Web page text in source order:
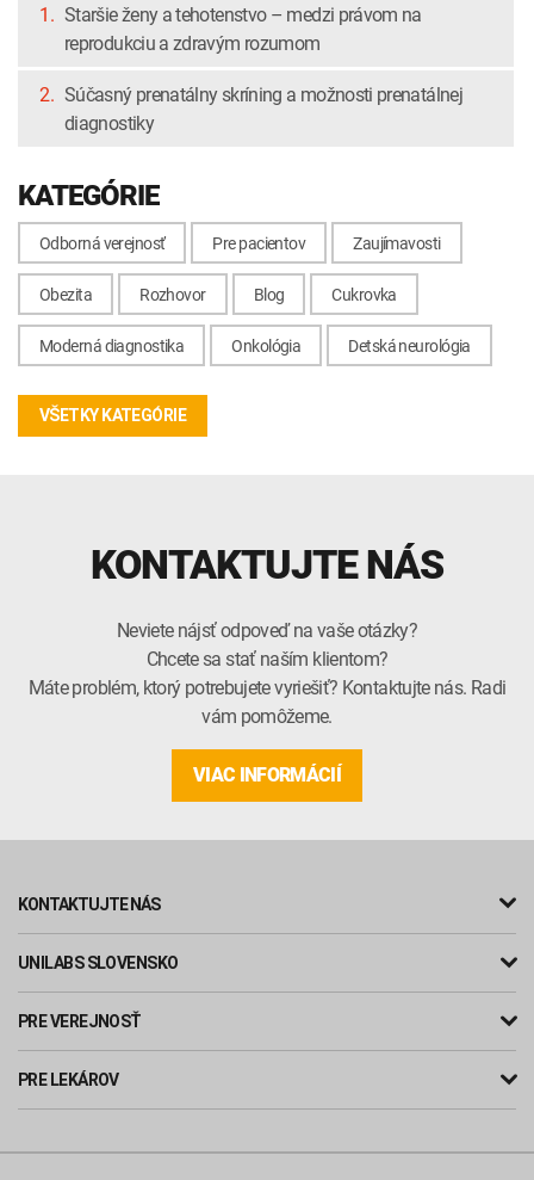
1. Staršie ženy a tehotenstvo – medzi právom na
reprodukciu a zdravým rozumom
2. Súčasný prenatálny skríning a možnosti prenatálnej
diagnostiky
KATEGÓRIE
Odborná verejnosť Pre pacientov Zaujímavosti
Obezita Rozhovor Blog Cukrovka
Moderná diagnostika Onkológia Detská neurológia
VŠETKY KATEGÓRIE
KONTAKTUJTE NÁS
Neviete nájsť odpoveď na vaše otázky?
Chcete sa stať naším klientom?
Máte problém, ktorý potrebujete vyriešiť? Kontaktujte nás. Radi
vám pomôžeme.
VIAC INFORMÁCIÍ
KONTAKTUJTE NÁS
UNILABS SLOVENSKO
PRE VEREJNOSŤ
PRE LEKÁROV